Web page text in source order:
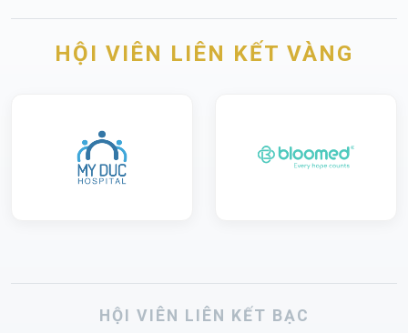
HỘI VIÊN LIÊN KẾT VÀNG
HỘI VIÊN LIÊN KẾT BẠC